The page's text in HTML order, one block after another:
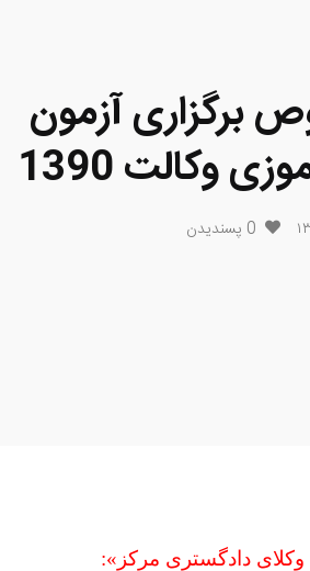
برگزاری آزمون
وکالت 1390
0 پسندیدن
دادگستری مرکز»: